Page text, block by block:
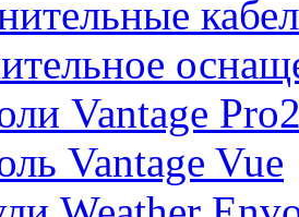
Vantage
Vantage Vue